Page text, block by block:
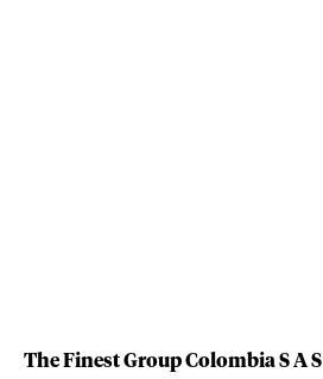
The Finest Group Colombia S A S